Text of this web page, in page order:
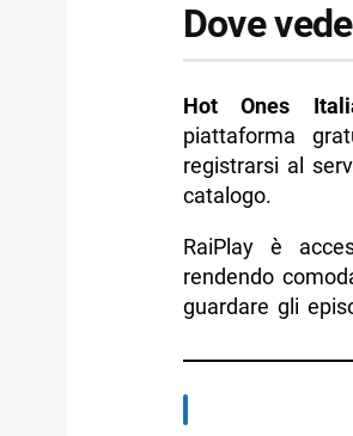
Dove
Hot Ones
piattaforma
registrarsi al
catalogo.
RaiPlay è
rendendo
guardare gli